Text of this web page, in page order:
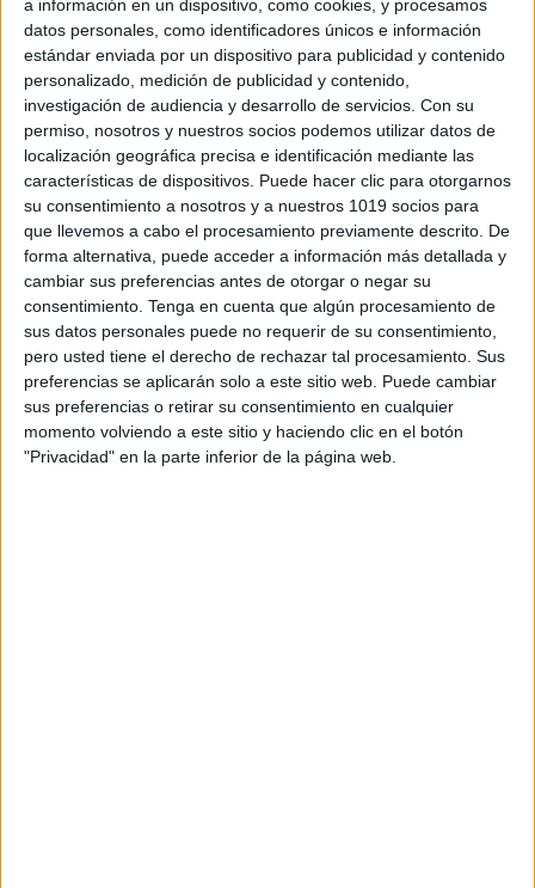
a información en un dispositivo, como cookies, y procesamos
datos personales, como identificadores únicos e información
estándar enviada por un dispositivo para publicidad y contenido
personalizado, medición de publicidad y contenido,
investigación de audiencia y desarrollo de servicios. Con su
permiso, nosotros y nuestros socios podemos utilizar datos de
localización geográfica precisa e identificación mediante las
características de dispositivos. Puede hacer clic para otorgarnos
su consentimiento a nosotros y a nuestros 1019 socios para
que llevemos a cabo el procesamiento previamente descrito. De
forma alternativa, puede acceder a información más detallada y
cambiar sus preferencias antes de otorgar o negar su
consentimiento. Tenga en cuenta que algún procesamiento de
sus datos personales puede no requerir de su consentimiento,
pero usted tiene el derecho de rechazar tal procesamiento. Sus
preferencias se aplicarán solo a este sitio web. Puede cambiar
sus preferencias o retirar su consentimiento en cualquier
momento volviendo a este sitio y haciendo clic en el botón
"Privacidad" en la parte inferior de la página web.
horarios incluyen espacios para todas las asignaturas
y actividades semanales, ideales para imprimir o
editar desde casa o el aula. Tanto si buscas un
modelo decorativo como uno práctico, aquí
encontrarás opciones que se adaptan a cualquier
nivel educativo, con ilustraciones y colores atractivos,
y un guiño especial al famoso personaje de la serie
Wednesday Addams.
En nuestro blog, puedes descargar gratis toda la
colección y descubrir más plantillas de horarios
escolares personalizables, perfectos para mantener
la organización durante el curso. Además, te
invitamos a visitar nuestra sección de recursos de
vuelta al cole enOrientación Andújar, donde